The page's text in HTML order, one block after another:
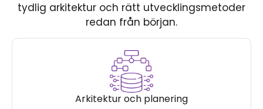
tydlig arkitektur och rätt utvecklingsmetoder
redan från början.
Arkitektur och planering